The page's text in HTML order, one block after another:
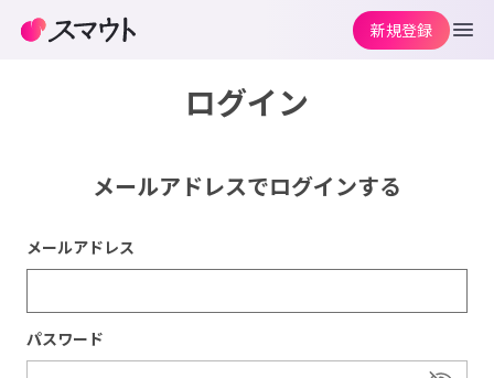
ログイン
メールアドレスでログインする
メールアドレス
パスワード
新規登録